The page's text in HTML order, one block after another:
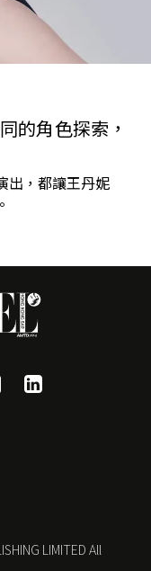
的角色探索，
出，都讓王丹妮
LIMITED All